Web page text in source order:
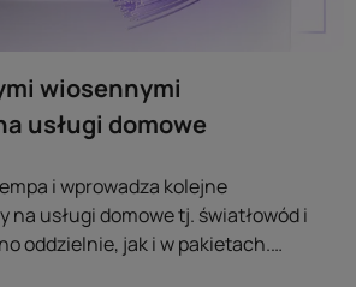
wiosennymi
usługi domowe
i wprowadza kolejne
na usługi domowe tj. światłowód i
oddzielnie, jak i w pakietach.